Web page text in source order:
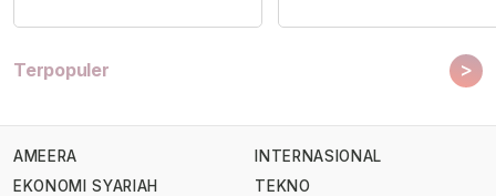
Terpopuler >
AMEERA
EKONOMI SYARIAH
INTERNASIONAL
TEKNO